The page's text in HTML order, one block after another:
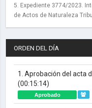
5. Expediente 3774/2023.
de Actos de Naturaleza
ORDEN DEL DÍA
1. Aprobación del acta
(00:15:14)
Aprobado